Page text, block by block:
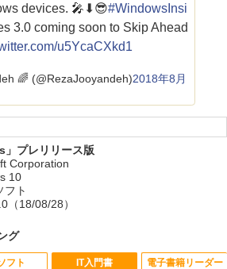
devices. 🎤⬇😎#WindowsInsi
3.0 coming soon to Skip Ahead
u5YcaCXkd1
🌈 (@RezaJooyandeh)2018年8月
プレリリース版
Corporation
10
フト
（18/08/28）
グ
フト IT入門書 電子書籍リーダー